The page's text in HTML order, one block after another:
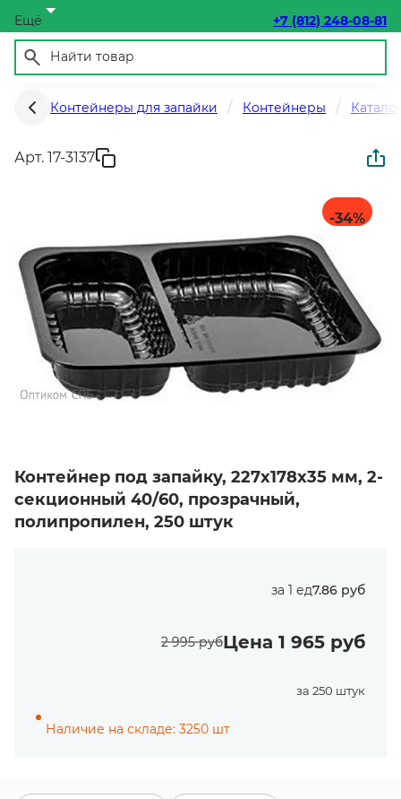
Ещё +7 (812) 248-08-81
Контейнеры для запайки Контейнеры
Арт. 17-3137
-34%
Контейнер под запайку, 227х178х35 мм, 2-
секционный 40/60, прозрачный,
полипропилен, 250 штук
за 1 ед7.86 руб
2 995 рубЦена 1 965 руб
за 250 штук
Наличие на складе: 3250 шт